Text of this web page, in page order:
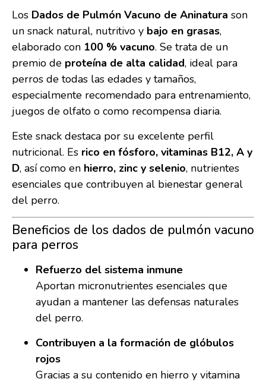
Los Dados de Pulmón Vacuno de Aninatura son
un snack natural, nutritivo y bajo en grasas,
elaborado con 100 % vacuno. Se trata de un
premio de proteína de alta calidad, ideal para
perros de todas las edades y tamaños,
especialmente recomendado para entrenamiento,
juegos de olfato o como recompensa diaria.
Este snack destaca por su excelente perfil
nutricional. Es rico en fósforo, vitaminas B12, A y
D, así como en hierro, zinc y selenio, nutrientes
esenciales que contribuyen al bienestar general
del perro.
Beneficios de los dados de pulmón vacuno
para perros
Refuerzo del sistema inmune
Aportan micronutrientes esenciales que
ayudan a mantener las defensas naturales
del perro.
Contribuyen a la formación de glóbulos
rojos
Gracias a su contenido en hierro y vitamina